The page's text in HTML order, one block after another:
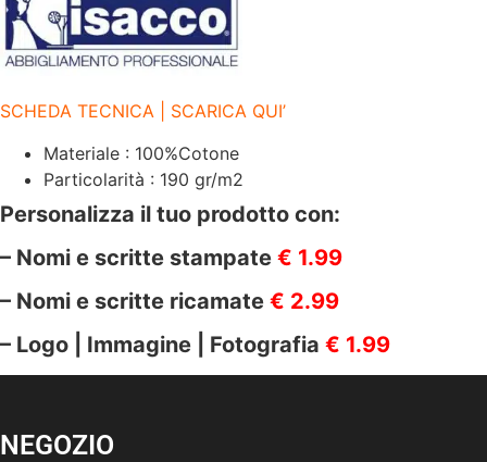
SCHEDA TECNICA | SCARICA QUI’
Materiale : 100%Cotone
Particolarità : 190 gr/m2
Personalizza il tuo prodotto con:
– Nomi e scritte stampate € 1.99
– Nomi e scritte ricamate € 2.99
– Logo | Immagine | Fotografia € 1.99
NEGOZIO